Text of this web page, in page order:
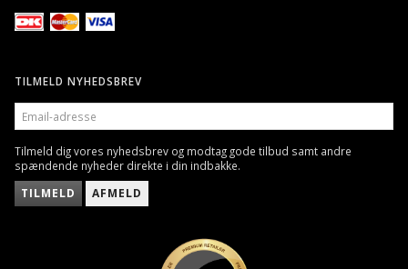
TILMELD NYHEDSBREV
EMAIL-
ADRESSE
Tilmeld dig vores nyhedsbrev og modtag gode tilbud samt andre
spændende nyheder direkte i din indbakke.
TILMELD AFMELD